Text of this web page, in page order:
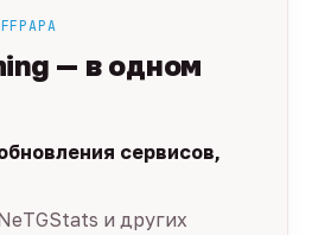
— в одном
сервисов,
и других